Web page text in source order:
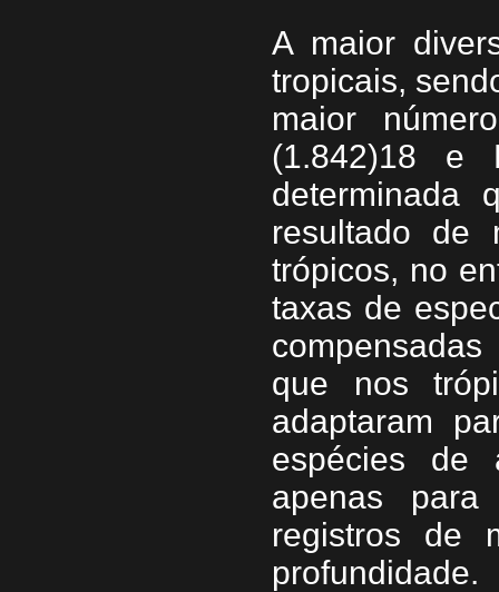
A maior
tropicais,
maior
(1.842)18 e
determinada
resultado de
trópicos, no
taxas de
que nos
adaptaram
espécies de
apenas
registros de
profundidade.